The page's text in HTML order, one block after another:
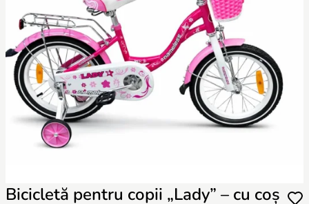
Bicicletă pentru copii „Lady” – cu coș